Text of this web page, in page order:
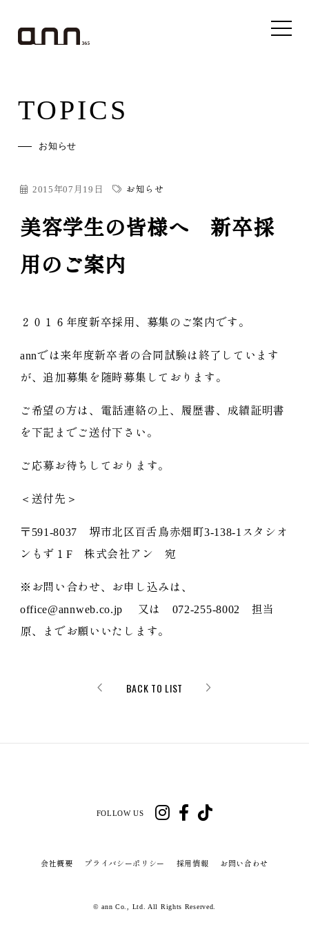
TOPICS
お知らせ
2015年07月19日 お知らせ
美容学生の皆様へ 新卒採
用のご案内
２０１６年度新卒採用、募集のご案内です。
annでは来年度新卒者の合同試験は終了しています
が、追加募集を随時募集しております。
ご希望の方は、電話連絡の上、履歴書、成績証明書
を下記までご送付下さい。
ご応募お待ちしております。
＜送付先＞
〒591-8037 堺市北区百舌鳥赤畑町3-138-1スタシオ
ンもず１F 株式会社アン 宛
※お問い合わせ、お申し込みは、
office@annweb.co.jp 又は 072-255-8002 担当
原、までお願いいたします。
BACK TO LIST
FOLLOW US
会社概要 プライバシーポリシー 採用情報 お問い合わせ
© ann Co., Ltd. All Rights Reserved.